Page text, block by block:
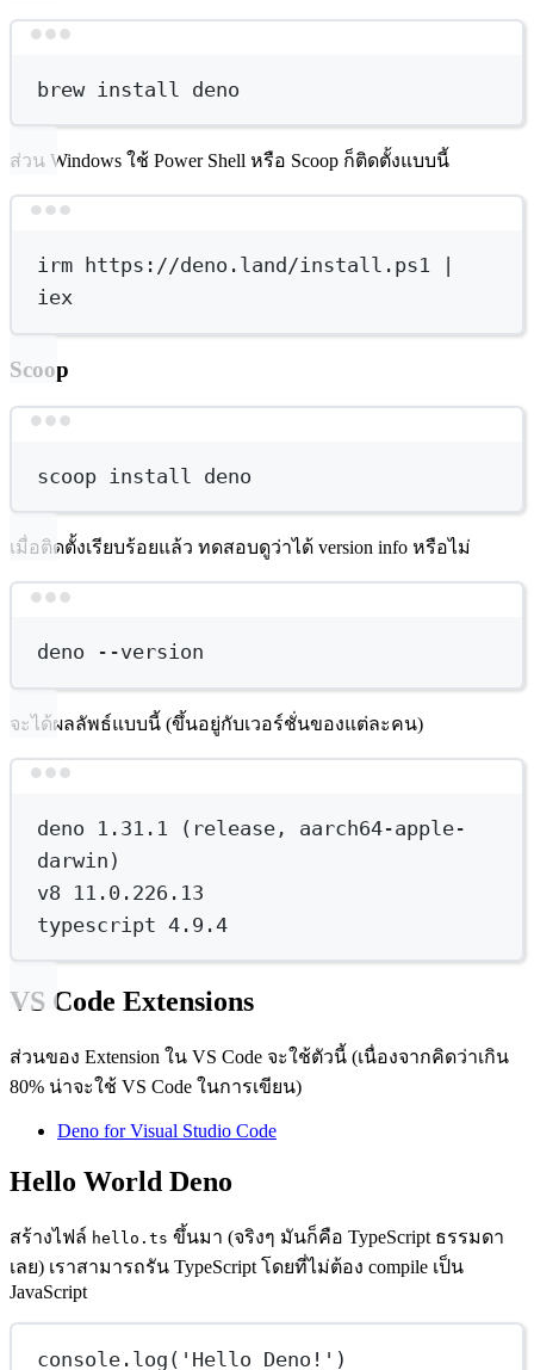
brew install deno
ส่วน Windows ใช้ Power Shell หรือ Scoop ก็ติดตั้งแบบนี้
irm https://deno.land/install.ps1
iex
Scoop
scoop install deno
เมื่อติดตั้งเรียบร้อยแล้ว ทดสอบดูว่าได้ version info หรือไม่
deno --version
จะได้ผลลัพธ์แบบนี้ (ขึ้นอยู่กับเวอร์ชั่นของแต่ละคน)
deno 1.31.1 (release, aarch64-apple-
darwin )
v8
11.0.226.13
typescript 4.9.4
VS Code Extensions
ส่วนของ Extension ใน VS Code จะใช้ตัวนี้ (เนื่องจากคิดว่าเกิน
80% น่าจะใช้ VS Code ในการเขียน)
Deno for Visual Studio Code
Hello World Deno
สร้างไฟล์ hello.ts ขึ้นมา (จริงๆ มันก็คือ TypeScript ธรรมดา
เลย) เราสามารถรัน TypeScript โดยที่ไม่ต้อง compile เป็น
JavaScript
console. log ( 'Hello Deno!' )